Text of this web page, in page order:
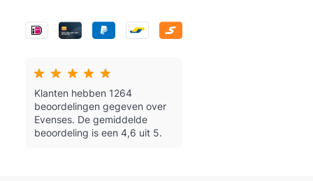
Klanten hebben 1264
beoordelingen gegeven over
Evenses. De gemiddelde
beoordeling is een 4,6 uit 5.